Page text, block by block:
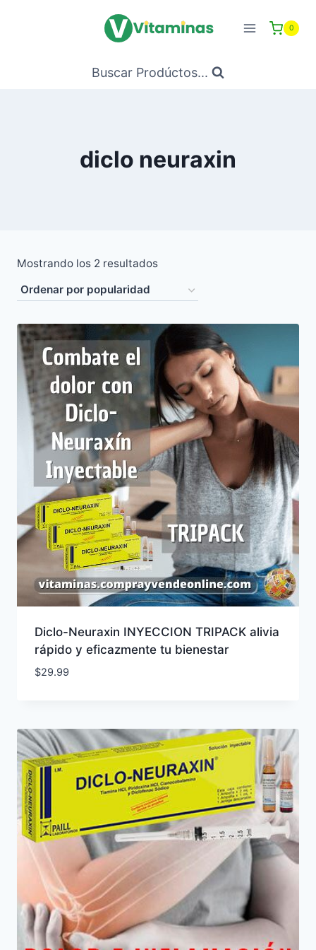
0
Buscar Prodúctos...
diclo neuraxin
Mostrando los 2 resultadosOrdenado
popularidad
Diclo-Neuraxin INYECCION TRIPACK alivia
rápido y eficazmente tu bienestar
$29.99